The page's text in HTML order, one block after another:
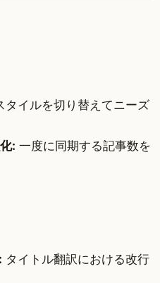
タイルを切り替えてニーズ
: 一度に同期する記事数を
タイトル翻訳における改行